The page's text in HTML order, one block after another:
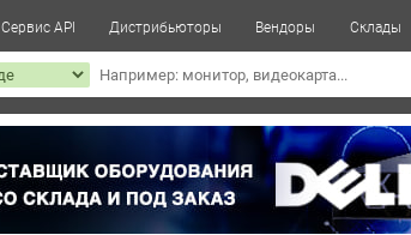
Сервис API Дистрибьюторы Вендоры Склады